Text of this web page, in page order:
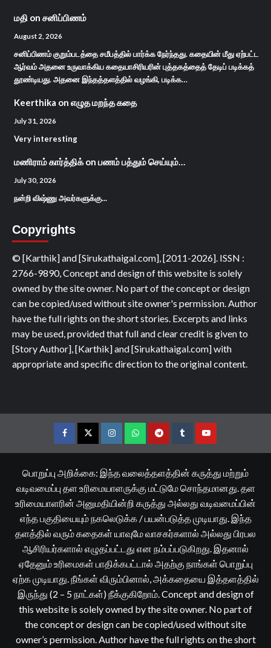
மதி on சனிப்பிணம்
August 2, 2026
சனிப்பிணம் குறும்படத்தை சமீபத்தில் பார்க்க நேர்ந்தது. கதையின் மீது ஏற்பட்ட
ஆர்வம் அதனை உருவாக்கிய கதையாசிரியரின் புத்தகத்தைத் தேடிப் படிக்கத்
தூண்டியது. அதனை இந்தத்தளத்தில் வழங்கி, படிக்க…
Keerthika on எழுத மறந்த கதை
July 31, 2026
Very interesting
மணிராம் கார்த்திக்on பணம் பத்தும் செய்யும்…
July 30, 2026
நன்றி விஷ்ணு அவர்களுக்கு...
Copyrights
© [Karthik] and [Sirukathaigal.com], [2011-2026]. ISSN :
2766-9890, Concept and design of this website is solely
owned by the site owner. No part of the concept or design
can be copied/used without site owner's permission. Author
have the full rights on the short stories. Excerpts and links
may be used, provided that full and clear credit is given to
[Story Author], [Karthik] and [Sirukathaigal.com] with
appropriate and specific direction to the original content.
FacebookTwitterInstagramWhatsappTelegramTumblrYouTube
பொறுப்பு அறிக்கை: இந்த வலைத்தளத்தின் கருத்து மற்றும்
வடிவமைப்பு தள உரிமையாளருக்கு மட்டுமே சொந்தமானது. தள
உரிமையாளரின் அனுமதியின்றி கருத்து அல்லது வடிவமைப்பின்
எந்த பகுதியையும் நகலெடுக்க / பயன்படுத்த முடியாது. இந்த
தளத்தில் வரும் கதைகள் யாவுமே வாசகர்களால் அல்லது பிரபல
ஆசிரியர்களால் எழுதப்பட்டது என நம்பப்படுகிறது. இதனால்
ஏதேனும் உரிமைகள் பாதிக்கபட்டால் அதற்கு நாங்கள் பொறுப்பு
ஏற்க முடியாது. நீங்கள் விரும்பினால், அக்கதையை இத்தளத்தில்
இருந்து (2 – 5 நாட்கள்) நீக்குகிறோம். Concept and design of
this website is solely owned by the site owner. No part of
the concept or design can be copied/used without site
owner’s permission. Author have the full rights on the short